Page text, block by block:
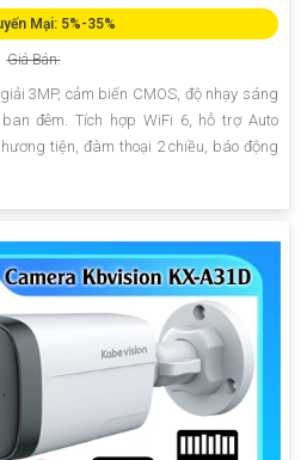
Mại: 5%-35%
Giá Bán:
3MP, cảm biến CMOS, độ nhạy sáng
đêm. Tích hợp WiFi 6, hỗ trợ Auto
tiện, đàm thoại 2 chiều, báo động